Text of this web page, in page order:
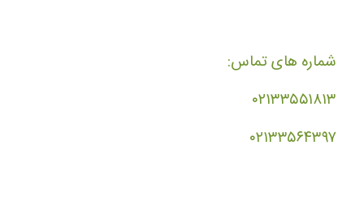
شماره های تماس:
۰۲۱۳۳۵۵۱۸۱۳
۰۲۱۳۳۵۶۴۳۹۷